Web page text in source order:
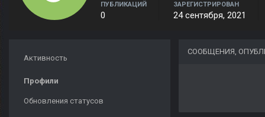
ПУБЛИКАЦИЙ
0
ЗАРЕГИСТРИРОВАН
24 сентября, 2021
Активность
Профили
Обновления статусов
СООБЩЕНИЯ,